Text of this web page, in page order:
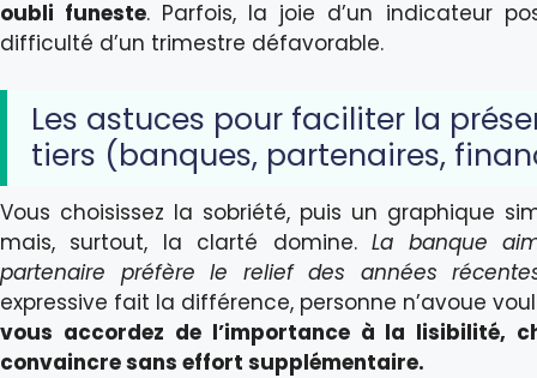
oubli funeste. Parfois, la joie d’un indicateur
difficulté d’un trimestre défavorable.
Les astuces pour faciliter la
tiers (banques, partenaires,
Vous choisissez la sobriété, puis un graphique
mais, surtout, la clarté domine.La banque
partenaire préfère le relief des années
expressive fait la différence, personne n’avoue
vous accordez de l’importance à la lisibilité,
convaincre sans effort supplémentaire.